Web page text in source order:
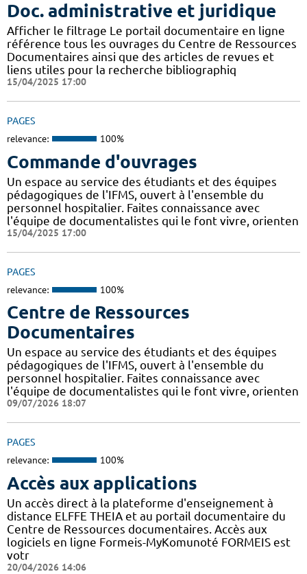
Doc. administrative et juridique
Afficher le filtrage Le portail documentaire en ligne
référence tous les ouvrages du Centre de Ressources
Documentaires ainsi que des articles de revues et
liens utiles pour la recherche bibliographiq
15/04/2025 17:00
PAGES
relevance: 100%
Commande d'ouvrages
Un espace au service des étudiants et des équipes
pédagogiques de l'IFMS, ouvert à l'ensemble du
personnel hospitalier. Faites connaissance avec
l'équipe de documentalistes qui le font vivre, orienten
15/04/2025 17:00
PAGES
relevance: 100%
Centre de Ressources
Documentaires
Un espace au service des étudiants et des équipes
pédagogiques de l'IFMS, ouvert à l'ensemble du
personnel hospitalier. Faites connaissance avec
l'équipe de documentalistes qui le font vivre, orienten
09/07/2026 18:07
PAGES
relevance: 100%
Accès aux applications
Un accès direct à la plateforme d'enseignement à
distance ELFFE THEIA et au portail documentaire du
Centre de Ressources documentaires. Accès aux
logiciels en ligne Formeis-MyKomunoté FORMEIS est
votr
20/04/2026 14:06